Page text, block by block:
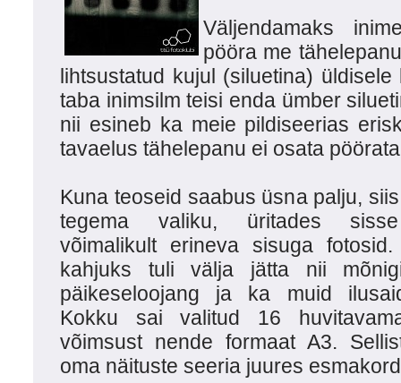
Väljendamaks
pööra me
lihtsustatud kujul (siluetina)
taba inimsilm teisi enda ümber
nii esineb ka meie pildiseerias
tavaelus tähelepanu ei osata
Kuna teoseid saabus üsna palju,
tegema valiku, üritades
võimalikult erineva sisuga fotosid.
kahjuks tuli välja jätta nii
päikeseloojang ja ka muid
Kokku sai valitud 16
võimsust nende formaat A3.
oma näituste seeria juures